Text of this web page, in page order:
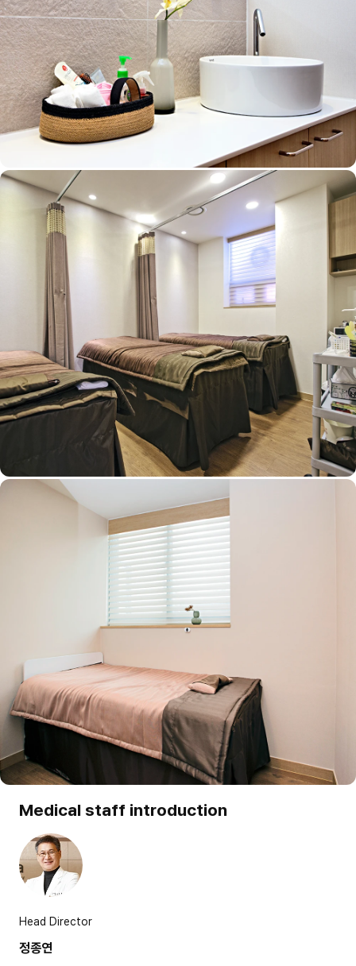
Medical staff introduction
Head Director
정종연